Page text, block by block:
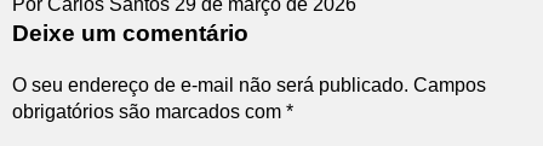
Por Carlos Santos 29 de março de 2026
Deixe um comentário
O seu endereço de e-mail não será publicado. Campos
obrigatórios são marcados com *